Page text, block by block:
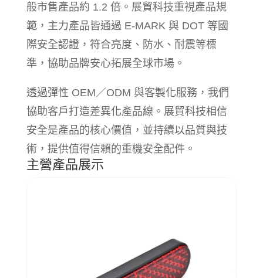
般市售產品約 1.2 倍。展貿科技重視產品規
範，主力產品皆通過 E-MARK 與 DOT 等國
際安全認證，符合亮度、防水、耐震等標
準，協助品牌安心拓展全球市場。
透過彈性 OEM／ODM 與客製化服務，我們
協助客戶打造差異化產品線。展貿科技相信
安全是產品的核心價值，並持續以品質與技
術，提供值得信賴的重機安全配件。
主營產品展示